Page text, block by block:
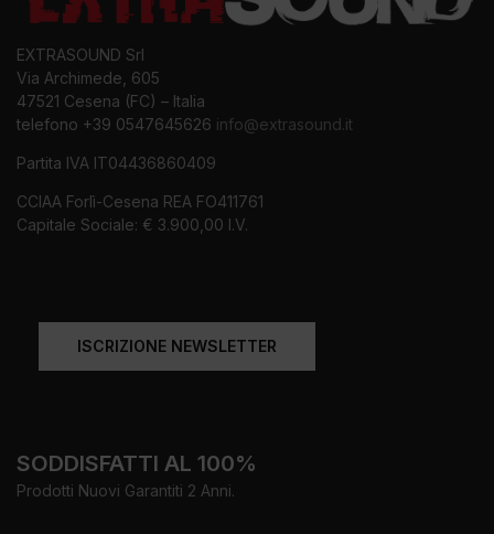
EXTRASOUND Srl
Via Archimede, 605
47521 Cesena (FC) – Italia
telefono +39 0547645626 info@extrasound.it
Partita IVA IT04436860409
CCIAA Forlì-Cesena REA FO411761
Capitale Sociale: € 3.900,00 I.V.
ISCRIZIONE NEWSLETTER
SODDISFATTI AL 100%
Prodotti Nuovi Garantiti 2 Anni.